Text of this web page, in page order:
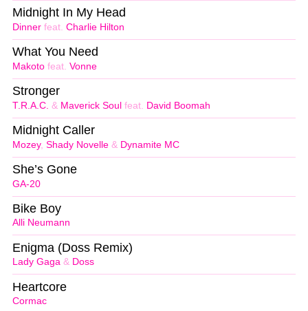
Dinner feat. Charlie Hilton
Midnight In My Head
Makoto feat. Vonne
What You Need
T.R.A.C. & Maverick Soul feat. David Boomah
Stronger
Mozey, Shady Novelle & Dynamite MC
Midnight Caller
GA-20
She’s Gone
Alli Neumann
Bike Boy
Lady Gaga & Doss
Enigma (Doss Remix)
Cormac
Heartcore